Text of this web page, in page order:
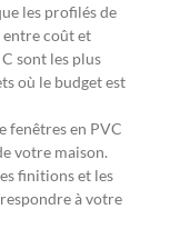
les profilés de
coût et
sont les plus
où le budget est
fenêtres en PVC
votre maison.
finitions et les
à votre